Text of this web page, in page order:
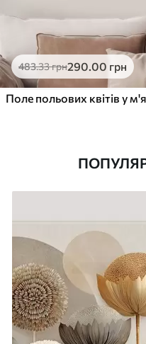
483.33грн290.00 грн
Поле польових квітів у